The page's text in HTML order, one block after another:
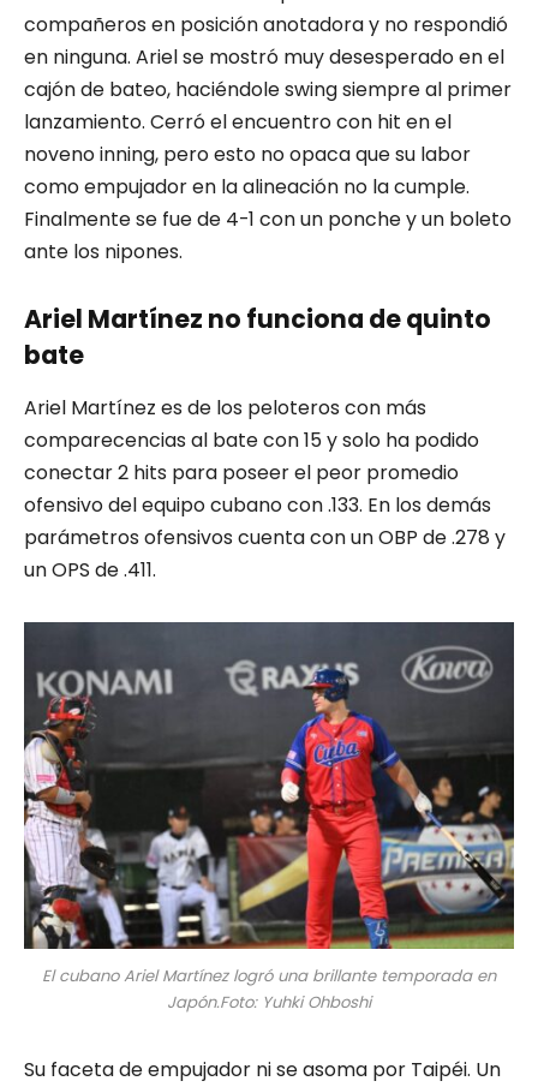
compañeros en posición anotadora y no respondió
en ninguna. Ariel se mostró muy desesperado en el
cajón de bateo, haciéndole swing siempre al primer
lanzamiento. Cerró el encuentro con hit en el
noveno inning, pero esto no opaca que su labor
como empujador en la alineación no la cumple.
Finalmente se fue de 4-1 con un ponche y un boleto
ante los nipones.
Ariel Martínez no funciona de quinto
bate
Ariel Martínez es de los peloteros con más
comparecencias al bate con 15 y solo ha podido
conectar 2 hits para poseer el peor promedio
ofensivo del equipo cubano con .133. En los demás
parámetros ofensivos cuenta con un OBP de .278 y
un OPS de .411.
El cubano Ariel Martínez logró una brillante temporada en
Japón.Foto: Yuhki Ohboshi
Su faceta de empujador ni se asoma por Taipéi. Un